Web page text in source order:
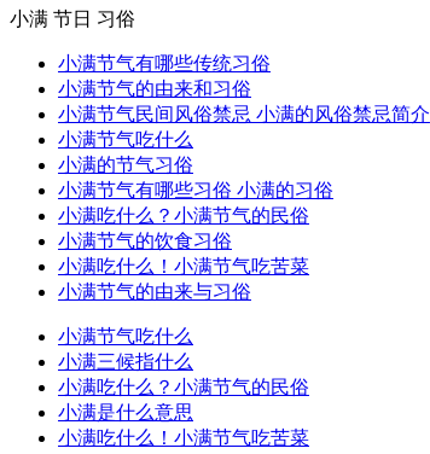
小满 节日 习俗
小满节气有哪些传统习俗
小满节气的由来和习俗
小满节气民间风俗禁忌 小满的风俗禁忌简介
小满节气吃什么
小满的节气习俗
小满节气有哪些习俗 小满的习俗
小满吃什么？小满节气的民俗
小满节气的饮食习俗
小满吃什么！小满节气吃苦菜
小满节气的由来与习俗
小满节气吃什么
小满三候指什么
小满吃什么？小满节气的民俗
小满是什么意思
小满吃什么！小满节气吃苦菜